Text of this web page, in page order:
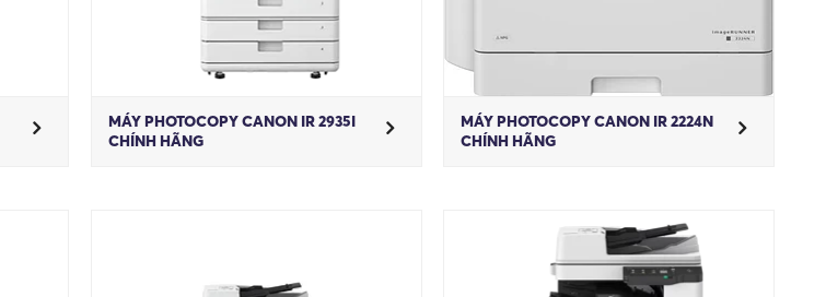
MÁY PHOTOCOPY CANON IR 2935I
CHÍNH HÃNG
MÁY PHOTOCOPY CANON IR 2224N
CHÍNH HÃNG